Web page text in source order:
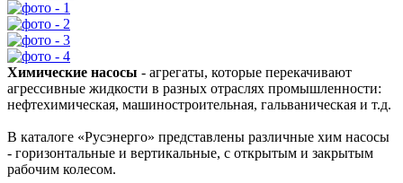
Химические насосы - агрегаты, которые перекачивают
агрессивные жидкости в разных отраслях промышленности:
нефтехимическая, машиностроительная, гальваническая и т.д.
В каталоге «Русэнерго» представлены различные хим насосы
- горизонтальные и вертикальные, с открытым и закрытым
рабочим колесом.